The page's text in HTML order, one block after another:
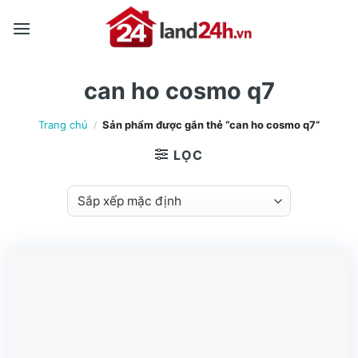
can ho cosmo q7
Trang chủ / Sản phẩm được gắn thẻ “can ho cosmo q7”
LỌC